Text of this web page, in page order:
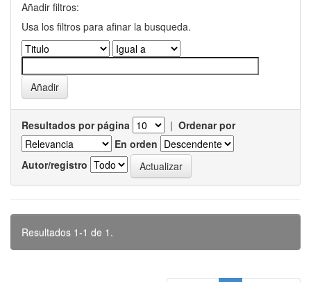
Añadir filtros:
Usa los filtros para afinar la busqueda.
Resultados por página | Ordenar por
En orden
Autor/registro
Resultados 1-1 de 1.